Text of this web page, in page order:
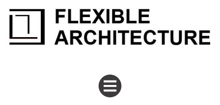
flexiblearchitecture